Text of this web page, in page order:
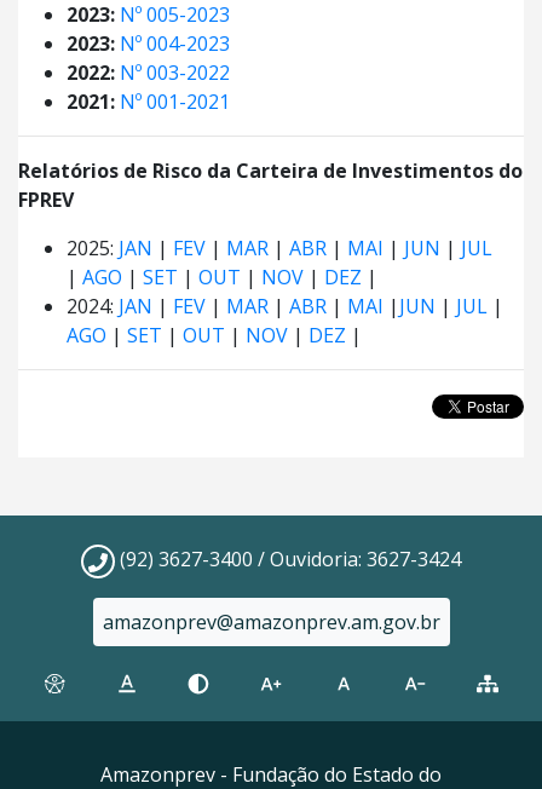
2023: Nº 005-2023
2023: Nº 004-2023
2022: Nº 003-2022
2021: Nº 001-2021
Relatórios de Risco da Carteira de Investimentos do
FPREV
2025: JAN | FEV | MAR | ABR | MAI | JUN | JUL
| AGO | SET | OUT | NOV | DEZ |
2024: JAN | FEV | MAR | ABR | MAI | JUN | JUL |
AGO | SET | OUT | NOV | DEZ |
(92) 3627-3400 / Ouvidoria: 3627-3424
amazonprev@amazonprev.am.gov.br
Amazonprev - Fundação do Estado do